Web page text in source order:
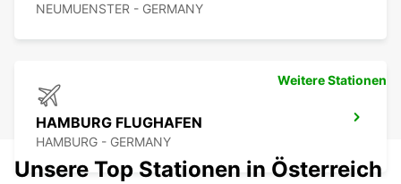
NEUMUENSTER - GERMANY
HAMBURG FLUGHAFEN
HAMBURG - GERMANY
Weitere Stationen
Unsere Top Stationen in Österreich